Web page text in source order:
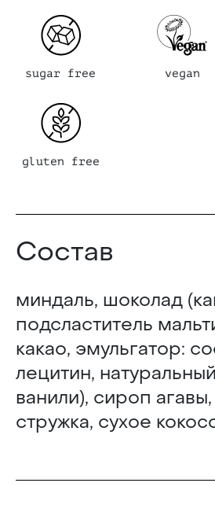
sugar free vegan
gluten free
Состав
миндаль, шоколад
подсластитель
какао, эмульгатор:
лецитин,
ванили), сироп
стружка, сухое